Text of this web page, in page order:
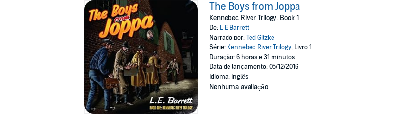
The Boys from Joppa
Kennebec River Trilogy, Book 1
De: L E Barrett
Narrado por:Ted Gitzke
Série: Kennebec River Trilogy, Livro 1
Duração: 6 horas e 31 minutos
Data de lançamento: 05/12/2016
Idioma: Inglês
Nenhuma avaliação